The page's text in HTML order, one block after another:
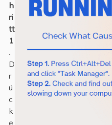
h
ri
tt
1
.
D
r
ü
c
k
e